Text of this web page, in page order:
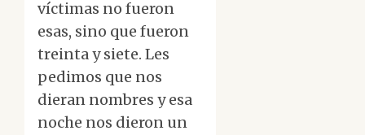
víctimas no fueron
esas, sino que fueron
treinta y siete. Les
pedimos que nos
dieran nombres y esa
noche nos dieron un